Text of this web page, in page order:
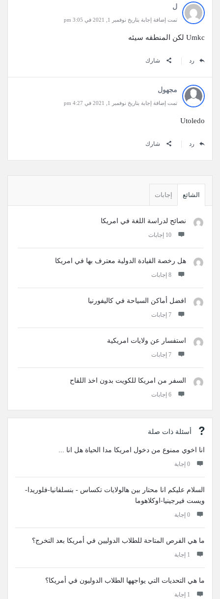
ل
تمت إضافة إجابة بتاريخ نوفمبر 1, 2021 في 3:05 pm
Umkc لكن المنطقه سيئه
رد شارك
مجهول
تمت إضافة إجابة بتاريخ نوفمبر 1, 2021 في 4:27 pm
Utoledo
رد شارك
الجانبيةالشائع إجابات
نصائح لدراسة اللغة في امريكا
‫10 إجابات
هل رخصة القيادة الدولية معترف بها في امريكا
‫8 إجابات
افضل أماكن السياحة في كاليفورنيا
‫7 إجابات
استفسار عن ولايات امريكية
‫7 إجابات
السفر من امريكا للكويت بدون اخذ اللقاح
‫6 إجابات
أسئلة ذات صلة
انا اخوي ممنوع من دخول امريكا مدا الحياة هل انا ...
‫0 إجابة
السلام عليكم انا محتار بين هالولايات تكساس - بنسلفانيا-فلوريدا-
ويست فيرجينيا-اوكلاهوما
‫0 إجابة
ما هي الفرص المتاحة للطلاب الدوليين في أمريكا بعد التخرج؟
‫1 إجابة
ما هي التحديات التي يواجهها الطلاب الدوليون في أمريكا؟
‫1 إجابة